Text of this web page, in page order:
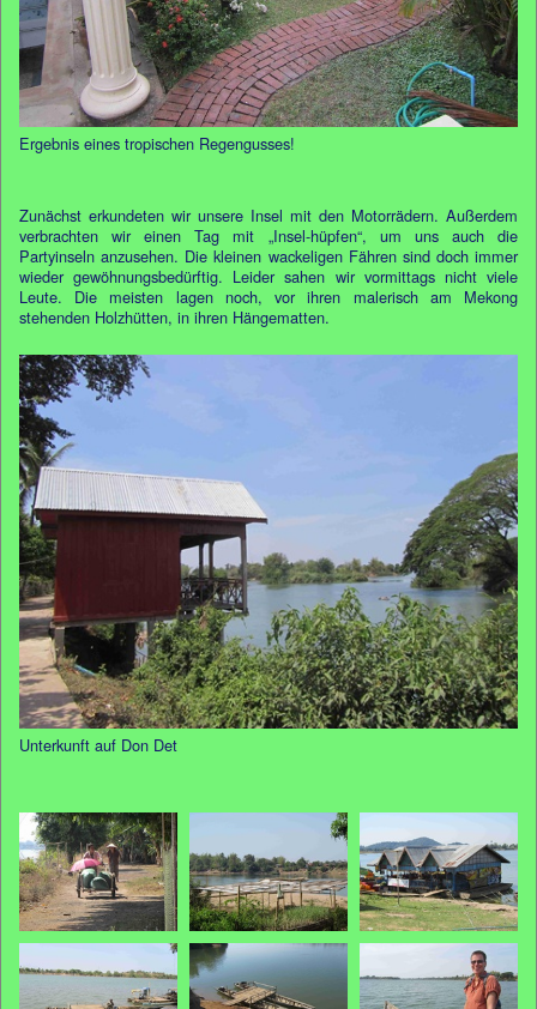
Ergebnis eines tropischen Regengusses!
Zunächst erkundeten wir unsere Insel mit den Motorrädern. Außerdem
verbrachten wir einen Tag mit „Insel-hüpfen“, um uns auch die
Partyinseln anzusehen. Die kleinen wackeligen Fähren sind doch immer
wieder gewöhnungsbedürftig. Leider sahen wir vormittags nicht viele
Leute. Die meisten lagen noch, vor ihren malerisch am Mekong
stehenden Holzhütten, in ihren Hängematten.
Unterkunft auf Don Det